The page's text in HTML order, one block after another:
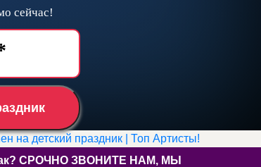
сейчас!
на детский праздник | Топ Артисты!
как? СРОЧНО ЗВОНИТЕ НАМ, МЫ